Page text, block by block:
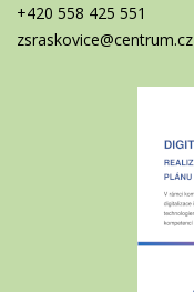
+420 558 425 551
zsraskovice@centrum.cz